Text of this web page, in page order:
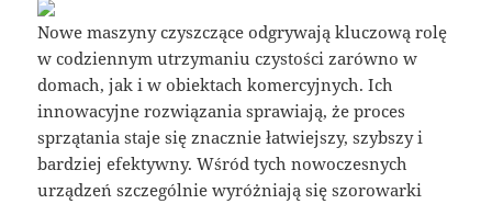
Nowe maszyny czyszczące odgrywają kluczową rolę
w codziennym utrzymaniu czystości zarówno w
domach, jak i w obiektach komercyjnych. Ich
innowacyjne rozwiązania sprawiają, że proces
sprzątania staje się znacznie łatwiejszy, szybszy i
bardziej efektywny. Wśród tych nowoczesnych
urządzeń szczególnie wyróżniają się szorowarki